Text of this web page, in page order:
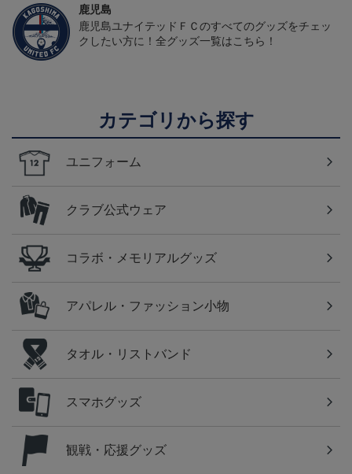
鹿児島
鹿児島ユナイテッドＦＣのすべてのグッズをチェッ
クしたい方に！全グッズ一覧はこちら！
カテゴリから探す
ユニフォーム
クラブ公式ウェア
コラボ・メモリアルグッズ
アパレル・ファッション小物
タオル・リストバンド
スマホグッズ
観戦・応援グッズ